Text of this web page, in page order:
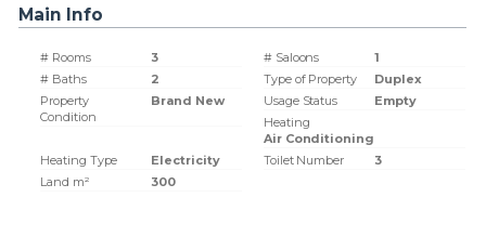
Main Info
# Rooms 3 # Saloons
1
# Baths
2 Type of Property
Duplex
Property
Condition
Brand New Usage Status
Empty
Heating
Air Conditioning
Heating Type
Electricity Toilet Number
3
Land m²
300